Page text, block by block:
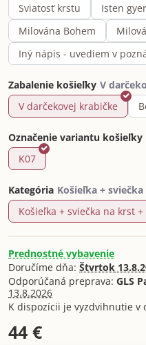
Sviatosť krstu
Isten
Milována Bohem
Iný nápis - uvediem v
Zabalenie košieľky
V darčekovej krabičke
Označenie variantu košieľky
K07
Kategória
Košieľka + sviečka na krst
Prednostné vybavenie
Doručíme dňa: Štvrtok
GLS
13.8.2026
44 €